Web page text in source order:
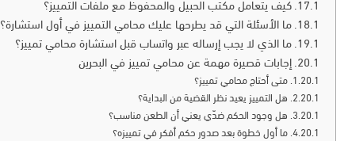
كيف يتعامل مكتب الحبيل والمحفوظ مع ملفات التمييز؟
ما الأسئلة التي قد يطرحها عليك محامي التمييز في أول استشارة؟
ما الذي لا يجب إرساله عبر واتساب قبل استشارة محامي تمييز؟
إجابات قصيرة مهمة عن محامي تمييز في البحرين
متى أحتاج محامي تمييز؟
هل التمييز يعيد نظر القضية من البداية؟
هل وجود الحكم ضدّي يعني أن الطعن مناسب؟
ما أول خطوة بعد صدور حكم أفكر في تمييزه؟